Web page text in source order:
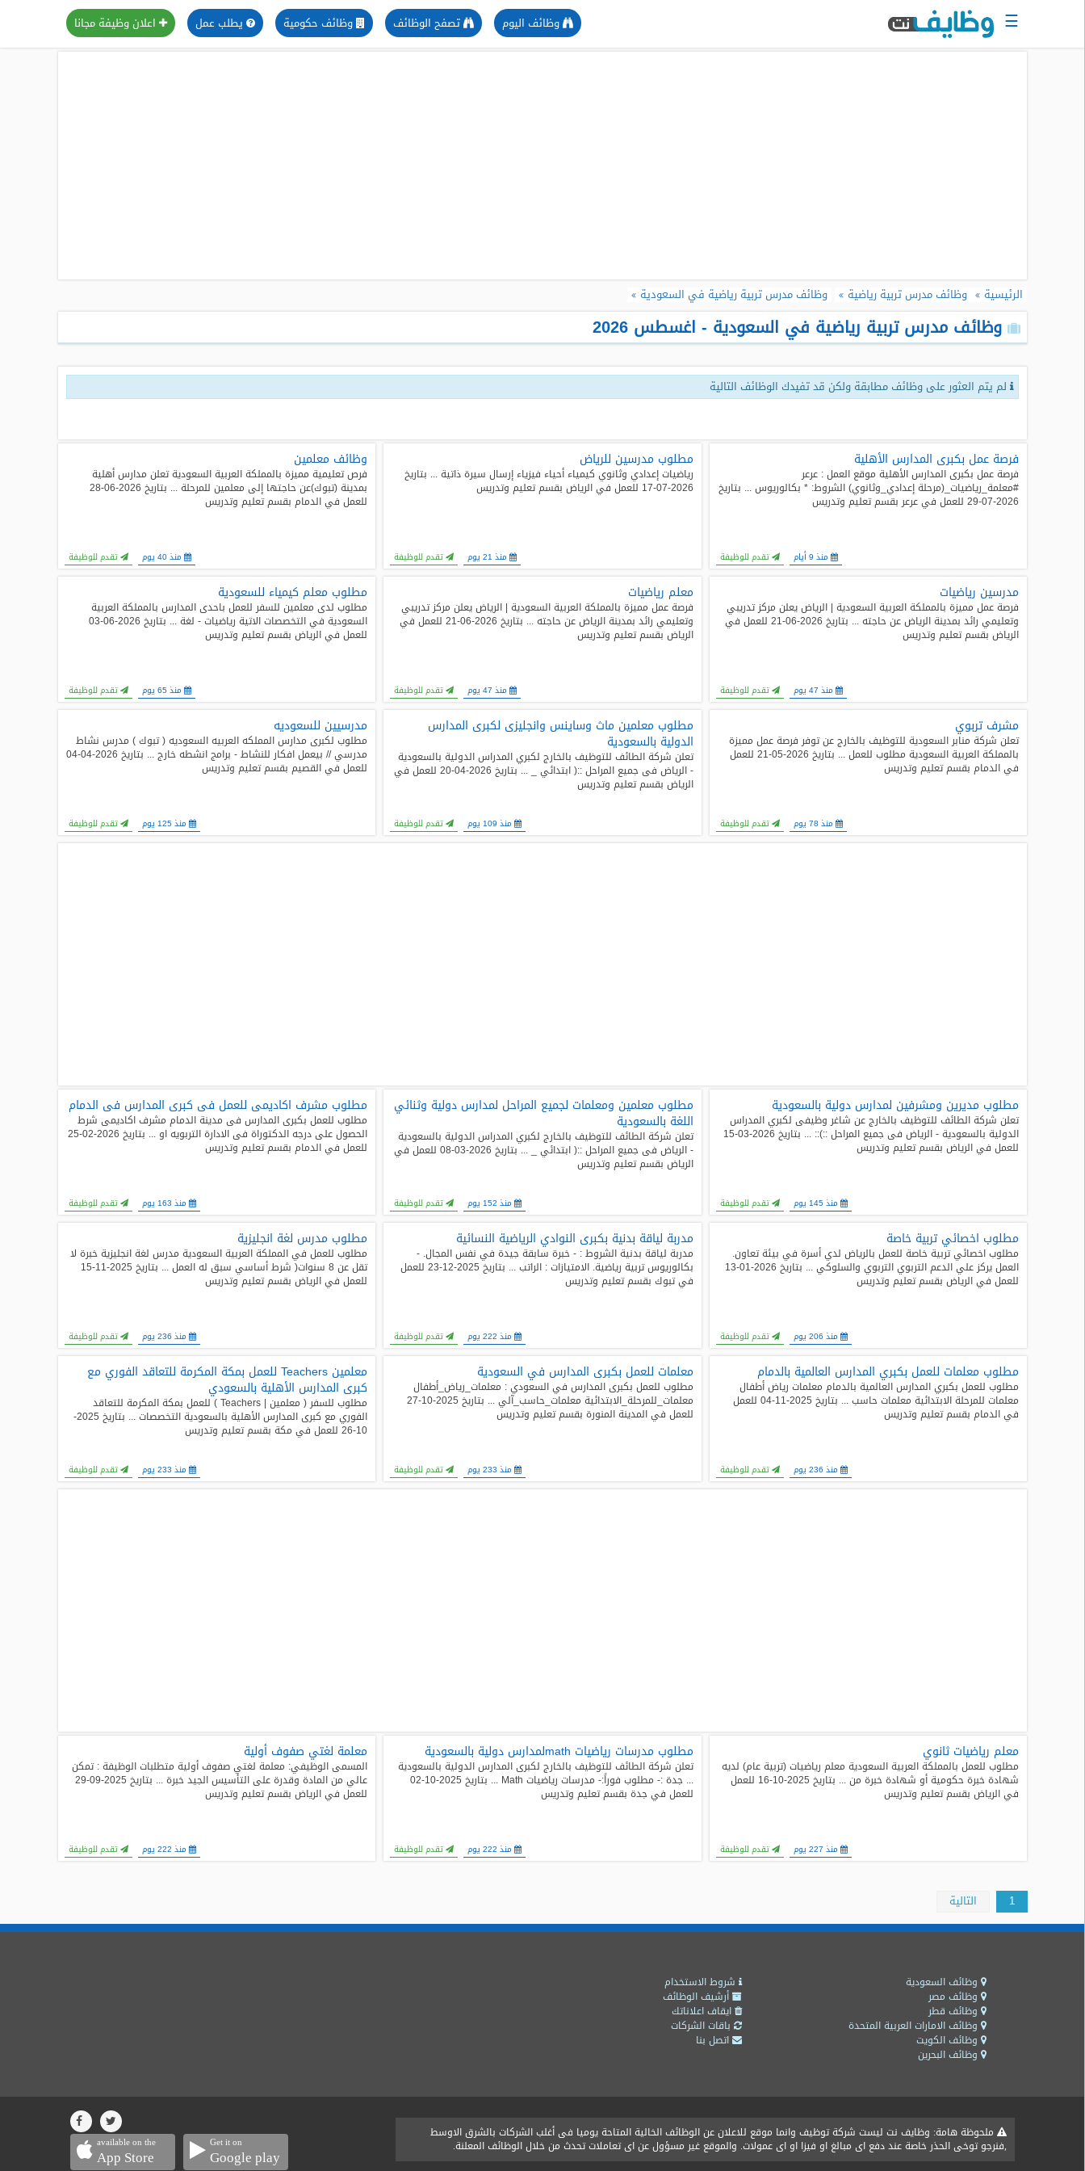
الوظائف
حكومية
المدونة
☰ اعلان وظيفة مجانا يطلب عمل وظائف حكومية تصفح الوظائف وظائف اليوم
الرئيسية وظائف مدرس تربية رياضية وظائف مدرس تربية رياضية في السعودية
وظائف مدرس تربية رياضية في السعودية - اغسطس 2026
لم يتم العثور على وظائف مطابقة ولكن قد تفيدك الوظائف التالية
فرصة عمل بكبرى المدارس الأهلية
فرصة عمل بكبرى المدارس الأهلية موقع العمل : عرعر
#معلمة_رياضيات_(مرحلة إعدادي_وثانوي) الشروط: * بكالوريوس ... بتاريخ
2026-07-29 للعمل في عرعر بقسم تعليم وتدريس
منذ 9 أيام تقدم للوظيفة
مطلوب مدرسين للرياض
رياضيات إعدادي وثانوي كيمياء أحياء فيزياء إرسال سيرة ذاتية ... بتاريخ
2026-07-17 للعمل في الرياض بقسم تعليم وتدريس
منذ 21 يوم تقدم للوظيفة
وظائف معلمين
فرص تعليمية مميزة بالمملكة العربية السعودية تعلن مدارس أهلية
بمدينة (تبوك)عن حاجتها إلى معلمين للمرحلة ... بتاريخ 2026-06-28
للعمل في الدمام بقسم تعليم وتدريس
منذ 40 يوم تقدم للوظيفة
مدرسين رياضيات
فرصة عمل مميزة بالمملكة العربية السعودية | الرياض يعلن مركز تدريبي
وتعليمي رائد بمدينة الرياض عن حاجته ... بتاريخ 2026-06-21 للعمل في
الرياض بقسم تعليم وتدريس
منذ 47 يوم تقدم للوظيفة
معلم رياضيات
فرصة عمل مميزة بالمملكة العربية السعودية | الرياض يعلن مركز تدريبي
وتعليمي رائد بمدينة الرياض عن حاجته ... بتاريخ 2026-06-21 للعمل في
الرياض بقسم تعليم وتدريس
منذ 47 يوم تقدم للوظيفة
مطلوب معلم كيمياء للسعودية
مطلوب لدى معلمين للسفر للعمل باحدى المدارس بالمملكة العربية
السعودية في التخصصات الاتية رياضيات - لغة ... بتاريخ 2026-06-03
للعمل في الرياض بقسم تعليم وتدريس
منذ 65 يوم تقدم للوظيفة
مشرف تربوي
تعلن شركة منابر السعودية للتوظيف بالخارج عن توفر فرصة عمل مميزة
بالمملكة العربية السعودية مطلوب للعمل ... بتاريخ 2026-05-21 للعمل
في الدمام بقسم تعليم وتدريس
منذ 78 يوم تقدم للوظيفة
مطلوب معلمين ماث وساينس وانجليزى لكبرى المدارس
الدولية بالسعودية
تعلن شركة الطائف للتوظيف بالخارج لكبري المدراس الدولية بالسعودية
- الرياض فى جميع المراحل ::( ابتدائي _ ... بتاريخ 2026-04-20 للعمل في
الرياض بقسم تعليم وتدريس
منذ 109 يوم تقدم للوظيفة
مدرسيين للسعوديه
مطلوب لكبرى مدارس المملكه العربيه السعوديه ( تبوك ) مدرس نشاط
مدرسي // بيعمل افكار للنشاط - برامج انشطه خارج ... بتاريخ 2026-04-04
للعمل في القصيم بقسم تعليم وتدريس
منذ 125 يوم تقدم للوظيفة
مطلوب مديرين ومشرفين لمدارس دولية بالسعودية
تعلن شركة الطائف للتوظيف بالخارج عن شاغر وظيفى لكبري المدراس
الدولية بالسعودية - الرياض فى جميع المراحل ::):: ... بتاريخ 2026-03-15
للعمل في الرياض بقسم تعليم وتدريس
منذ 145 يوم تقدم للوظيفة
مطلوب معلمين ومعلمات لجميع المراحل لمدارس دولية وثنائي
اللغة بالسعودية
تعلن شركة الطائف للتوظيف بالخارج لكبري المدراس الدولية بالسعودية
- الرياض فى جميع المراحل ::( ابتدائي _ ... بتاريخ 2026-03-08 للعمل في
الرياض بقسم تعليم وتدريس
منذ 152 يوم تقدم للوظيفة
مطلوب مشرف اكاديمى للعمل فى كبرى المدارس فى الدمام
مطلوب للعمل بكبرى المدارس فى مدينة الدمام مشرف اكاديمى شرط
الحصول على درجه الدكتوراة فى الادارة التربويه او ... بتاريخ 2026-02-25
للعمل في الدمام بقسم تعليم وتدريس
منذ 163 يوم تقدم للوظيفة
مطلوب اخصائي تربية خاصة
مطلوب اخصائي تربية خاصة للعمل بالرياض لدي أسرة في بيئة تعاون.
العمل يركز علي الدعم التربوي التربوي والسلوكي ... بتاريخ 2026-01-13
للعمل في الرياض بقسم تعليم وتدريس
منذ 206 يوم تقدم للوظيفة
مدربة لياقة بدنية بكبرى النوادي الرياضية النسائية
مدربة لياقة بدنية الشروط : - خبرة سابقة جيدة في نفس المجال. -
بكالوريوس تربية رياضية. الامتيازات : الراتب ... بتاريخ 2025-12-23 للعمل
في تبوك بقسم تعليم وتدريس
منذ 222 يوم تقدم للوظيفة
مطلوب مدرس لغة انجليزية
مطلوب للعمل في المملكة العربية السعودية مدرس لغة انجليزية خبرة لا
تقل عن 8 سنوات( شرط أساسي سبق له العمل ... بتاريخ 2025-11-15
للعمل في الرياض بقسم تعليم وتدريس
منذ 236 يوم تقدم للوظيفة
مطلوب معلمات للعمل بكبري المدارس العالمية بالدمام
مطلوب للعمل بكبري المدارس العالمية بالدمام معلمات رياض أطفال
معلمات للمرحلة الابتدائية معلمات حاسب ... بتاريخ 2025-11-04 للعمل
في الدمام بقسم تعليم وتدريس
منذ 236 يوم تقدم للوظيفة
معلمات للعمل بكبرى المدارس في السعودية
مطلوب للعمل بكبرى المدارس في السعودي : معلمات_رياض_أطفال
معلمات_للمرحلة_الابتدائية معلمات_حاسب_آلي ... بتاريخ 2025-10-27
للعمل في المدينة المنورة بقسم تعليم وتدريس
منذ 233 يوم تقدم للوظيفة
معلمين Teachers للعمل بمكة المكرمة للتعاقد الفوري مع
كبرى المدارس الأهلية بالسعودي
مطلوب للسفر ( معلمين | Teachers ) للعمل بمكة المكرمة للتعاقد
الفوري مع كبرى المدارس الأهلية بالسعودية التخصصات ... بتاريخ 2025-
10-26 للعمل في مكة بقسم تعليم وتدريس
منذ 233 يوم تقدم للوظيفة
معلم رياضيات ثانوي
مطلوب للعمل بالمملكة العربية السعودية معلم رياضيات (تربية عام) لديه
شهادة خبرة حكومية أو شهادة خبرة من ... بتاريخ 2025-10-16 للعمل
في الرياض بقسم تعليم وتدريس
منذ 227 يوم تقدم للوظيفة
مطلوب مدرسات رياضيات mathلمدارس دولية بالسعودية
تعلن شركة الطائف للتوظيف بالخارج لكبرى المدارس الدولية بالسعودية
... جدة :- مطلوب فوراً:- مدرسات رياضيات Math ... بتاريخ 2025-10-02
للعمل في جدة بقسم تعليم وتدريس
منذ 222 يوم تقدم للوظيفة
معلمة لغتي صفوف أولية
المسمى الوظيفي: معلمة لغتي صفوف أولية متطلبات الوظيفة : تمكن
عالي من المادة وقدرة على التأسيس الجيد خبرة ... بتاريخ 2025-09-29
للعمل في الرياض بقسم تعليم وتدريس
منذ 222 يوم تقدم للوظيفة
1 التالية
وظائف السعودية
وظائف مصر
وظائف قطر
وظائف الامارات العربية المتحدة
وظائف الكويت
وظائف البحرين
شروط الاستخدام
أرشيف الوظائف
ايقاف اعلاناتك
باقات الشركات
اتصل بنا
ملحوظة هامة: وظايف نت ليست شركة توظيف وانما موقع للاعلان عن الوظائف الخالية المتاحة يوميا فى أغلب الشركات بالشرق الاوسط
,فنرجو توخى الحذر خاصة عند دفع اى مبالغ او فيزا او اى عمولات. والموقع غير مسؤول عن اى تعاملات تحدث من خلال الوظائف المعلنة. available on the
App Store
Get it on
Google play